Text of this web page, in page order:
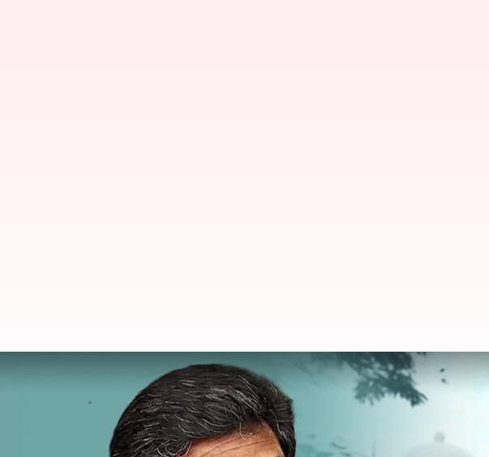
हेमंत सोरेन 5 महीने बाद जेल से बाहर आए, मामले
Jun 28, 2024 05:53 pm